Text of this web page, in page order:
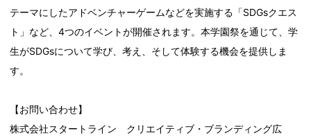
テーマにしたアドベンチャーゲームなどを実施する「SDGsクエス
ト」など、4つのイベントが開催されます。本学園祭を通じて、学
生がSDGsについて学び、考え、そして体験する機会を提供しま
す。
【お問い合わせ】
株式会社スタートライン クリエイティブ・ブランディング広